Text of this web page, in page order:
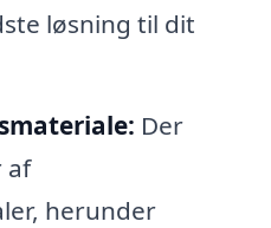
løsning til dit
Der
af
herunder